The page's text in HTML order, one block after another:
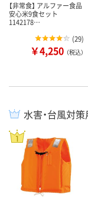
【非常食】 アルファー食品
安心米9食セット
1142178…
(29)
￥4,250 （税込）
水害・台風対